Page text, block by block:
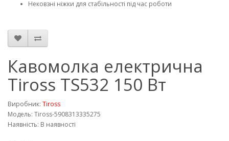
Нековзні ніжки для стабільності під час роботи
Кавомолка електрична
Tiross TS532 150 Вт
Виробник: Tiross
Модель: Tiross-5908313335275
Наявність: В наявності